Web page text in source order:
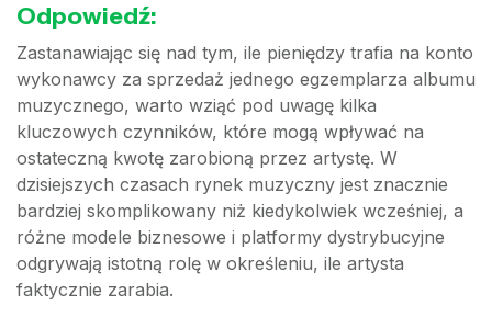
Odpowiedź:
Zastanawiając się nad tym, ile pieniędzy trafia na konto
wykonawcy za sprzedaż jednego egzemplarza albumu
muzycznego, warto wziąć pod uwagę kilka
kluczowych czynników, które mogą wpływać na
ostateczną kwotę zarobioną przez artystę. W
dzisiejszych czasach rynek muzyczny jest znacznie
bardziej skomplikowany niż kiedykolwiek wcześniej, a
różne modele biznesowe i platformy dystrybucyjne
odgrywają istotną rolę w określeniu, ile artysta
faktycznie zarabia.